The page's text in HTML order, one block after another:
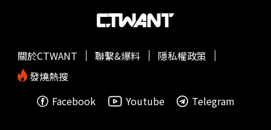
關於CTWANT 聯繫&爆料
隱私權政策
發燒熱搜
Facebook
Youtube Telegram